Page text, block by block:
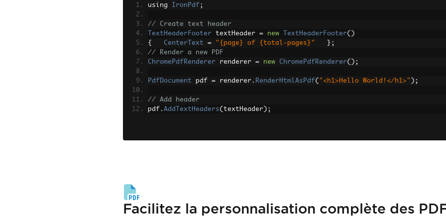
using IronPdf ;
// Create text header
TextHeaderFooter textHeader = new TextHeaderFooter()
{
CenterText = "{page} of {total-pages}"
};
// Render a new PDF
ChromePdfRenderer renderer = new ChromePdfRenderer();
PdfDocument pdf = renderer . RenderHtmlAsPdf( "<h1>Hello World!</h1>" );
// Add header
pdf .AddTextHeaders(textHeader );
Facilitez la personnalisation complète des